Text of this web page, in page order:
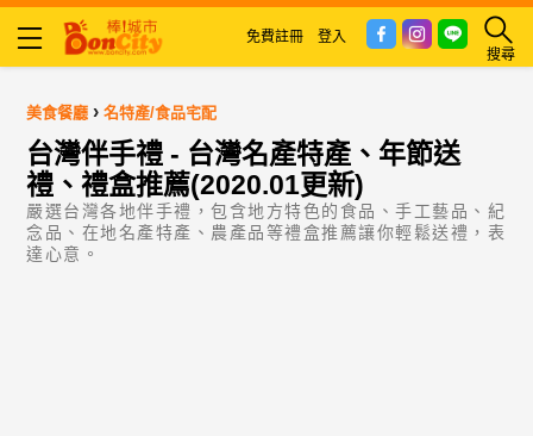
搜尋
免費註冊 登入
美食餐廳 ›名特產/食品宅配
台灣伴手禮 - 台灣名產特產、年節送
禮、禮盒推薦(2020.01更新)
嚴選台灣各地伴手禮，包含地方特色的食品、手工藝品、紀
念品、在地名產特產、農產品等禮盒推薦讓你輕鬆送禮，表
達心意。